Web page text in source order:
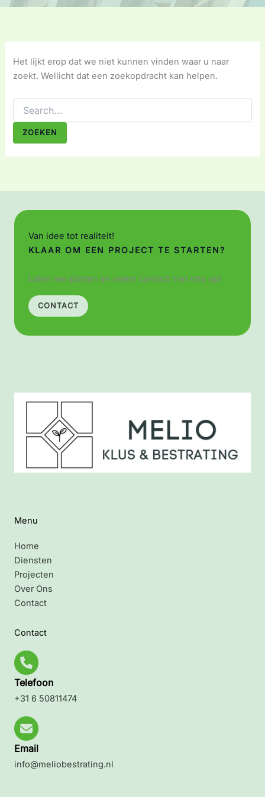
Het lijkt erop dat we niet kunnen vinden waar u naar
zoekt. Wellicht dat een zoekopdracht kan helpen.
naar:
Van idee tot realiteit!
KLAAR OM EEN PROJECT TE STARTEN?
Laten we starten en neem contact met ons op!
CONTACT
Menu
Home
Diensten
Projecten
Over Ons
Contact
Contact
Telefoon
+31 6 50811474
Email
info@meliobestrating.nl